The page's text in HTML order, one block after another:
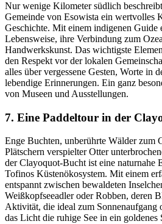
Nur wenige Kilometer südlich
Gemeinde von Esowista ein wertvolles
Geschichte. Mit einem indigenen Guide
Lebensweise, ihre Verbindung zum
Handwerkskunst. Das wichtigste
den Respekt vor der lokalen
alles über vergessene Gesten, Worte in
lebendige Erinnerungen. Ein ganz
von Museen und Ausstellungen.
7. Eine Paddeltour in der
Enge Buchten, unberührte Wälder zum
Plätschern verspielter Otter
der Clayoquot-Bucht ist eine naturnahe
Tofinos Küstenökosystem. Mit einem
entspannt zwischen bewaldeten
Weißkopfseeadler oder Robben, deren
Aktivität, die ideal zum Sonnenaufgang
das Licht die ruhige See in ein